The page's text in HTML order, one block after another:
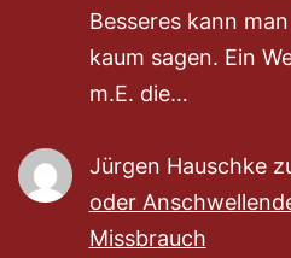
Besseres kann
kaum sagen. Ein
m.E. die…
Jürgen Hauschke
oder
Missbrauch